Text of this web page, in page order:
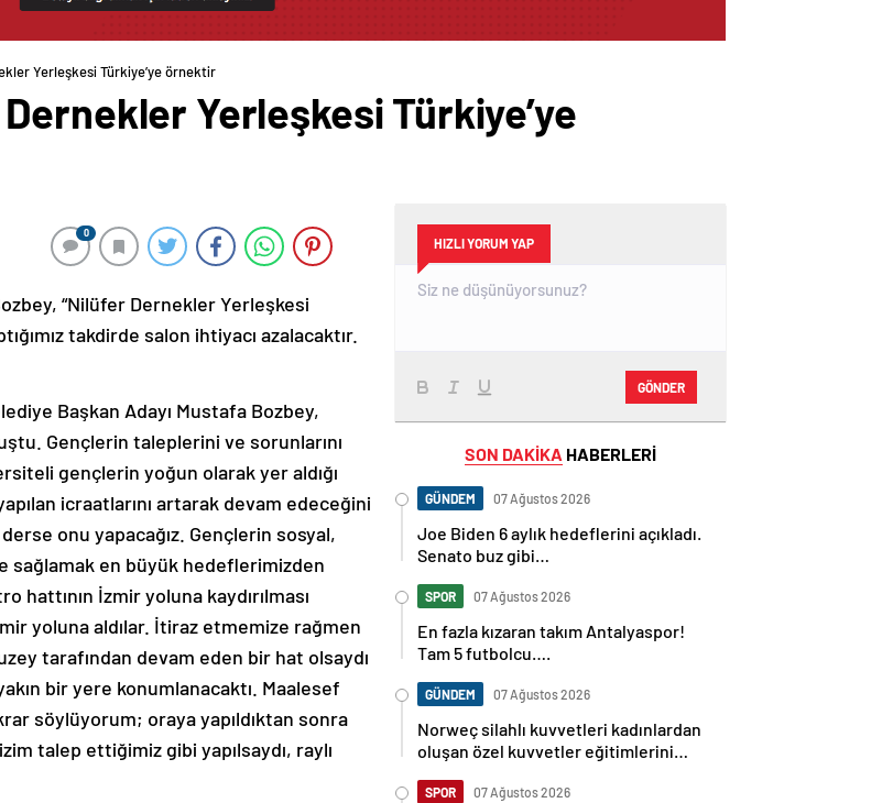
Yerleşkesi Türkiye’ye örnektir
Yerleşkesi Türkiye’ye
0
“Nilüfer Dernekler Yerleşkesi
takdirde salon ihtiyacı azalacaktır.
Başkan Adayı Mustafa Bozbey,
Gençlerin taleplerini ve sorunlarını
gençlerin yoğun olarak yer aldığı
icraatlarını artarak devam edeceğini
onu yapacağız. Gençlerin sosyal,
en büyük hedeflerimizden
İzmir yoluna kaydırılması
yoluna aldılar. İtiraz etmemize rağmen
tarafından devam eden bir hat olsaydı
bir yere konumlanacaktı. Maalesef
söylüyorum; oraya yapıldıktan sonra
talep ettiğimiz gibi yapılsaydı, raylı
HIZLI YORUM YAP
GÖNDER
SON DAKİKA HABERLERİ
GÜNDEM 07 Ağustos 2026
Joe Biden 6 aylık hedeflerini açıkladı.
Senato buz gibi…
SPOR 07 Ağustos 2026
En fazla kızaran takım Antalyaspor!
Tam 5 futbolcu….
GÜNDEM 07 Ağustos 2026
Norweç silahlı kuvvetleri kadınlardan
oluşan özel kuvvetler eğitimlerini
SPOR 07 Ağustos 2026